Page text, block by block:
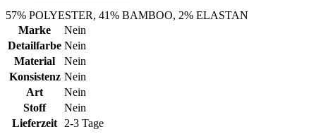
57% POLYESTER, 41% BAMBOO, 2% ELASTAN
Marke
Nein
Detailfarbe Nein
Material
Nein
Konsistenz Nein
Art
Nein
Stoff
Nein
Lieferzeit
2-3 Tage